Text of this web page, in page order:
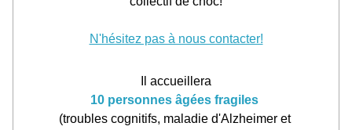
N'hésitez pas à nous contacter!
Il accueillera
10 personnes âgées fragiles
(troubles cognitifs, maladie d'Alzheimer et